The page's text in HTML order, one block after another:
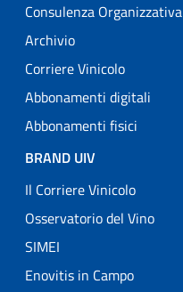
Consulenza Organizzativa
Archivio
Corriere Vinicolo
Abbonamenti digitali
Abbonamenti fisici
BRAND UIV
Il Corriere Vinicolo
Osservatorio del Vino
SIMEI
Enovitis in Campo